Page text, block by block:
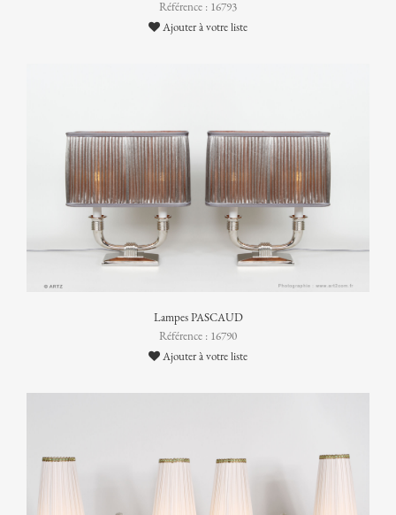
Référence : 16793
Ajouter à votre liste
Lampes PASCAUD
Référence : 16790
Ajouter à votre liste